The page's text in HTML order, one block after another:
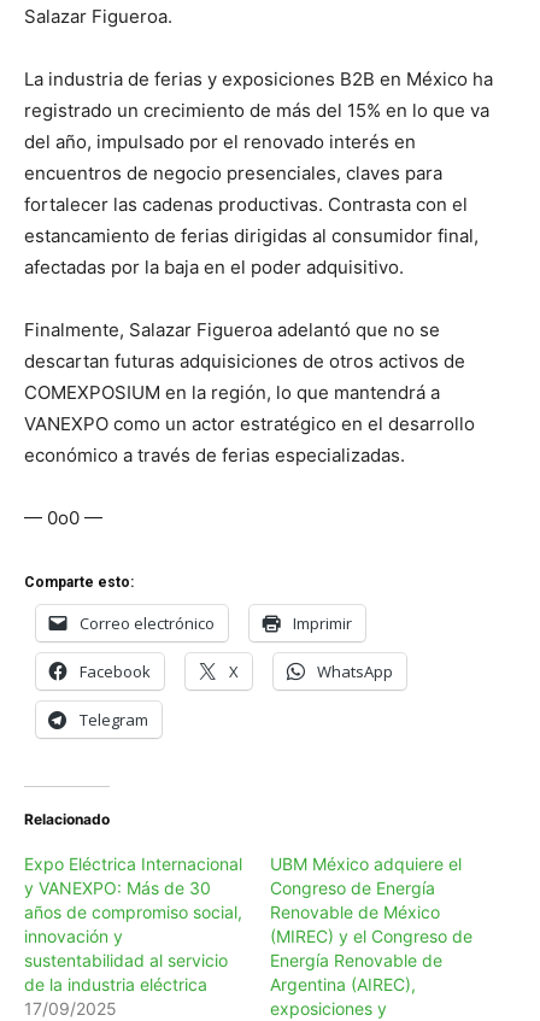
Salazar Figueroa.
La industria de ferias y exposiciones B2B en México ha
registrado un crecimiento de más del 15% en lo que va
del año, impulsado por el renovado interés en
encuentros de negocio presenciales, claves para
fortalecer las cadenas productivas. Contrasta con el
estancamiento de ferias dirigidas al consumidor final,
afectadas por la baja en el poder adquisitivo.
Finalmente, Salazar Figueroa adelantó que no se
descartan futuras adquisiciones de otros activos de
COMEXPOSIUM en la región, lo que mantendrá a
VANEXPO como un actor estratégico en el desarrollo
económico a través de ferias especializadas.
— 0o0 —
Comparte esto:
Correo electrónico Imprimir
Facebook X WhatsApp
Telegram
Relacionado
Expo Eléctrica Internacional
y VANEXPO: Más de 30
años de compromiso social,
innovación y
sustentabilidad al servicio
de la industria eléctrica
17/09/2025
UBM México adquiere el
Congreso de Energía
Renovable de México
(MIREC) y el Congreso de
Energía Renovable de
Argentina (AIREC),
exposiciones y